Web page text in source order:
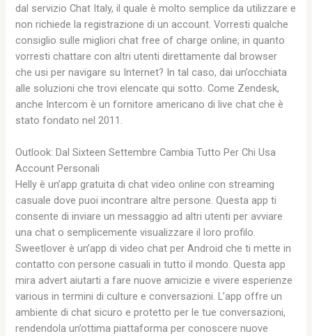
dal servizio Chat Italy, il quale è molto semplice da utilizzare e
non richiede la registrazione di un account. Vorresti qualche
consiglio sulle migliori chat free of charge online, in quanto
vorresti chattare con altri utenti direttamente dal browser
che usi per navigare su Internet? In tal caso, dai un’occhiata
alle soluzioni che trovi elencate qui sotto. Come Zendesk,
anche Intercom è un fornitore americano di live chat che è
stato fondato nel 2011.
Outlook: Dal Sixteen Settembre Cambia Tutto Per Chi Usa
Account Personali
Helly è un’app gratuita di chat video online con streaming
casuale dove puoi incontrare altre persone. Questa app ti
consente di inviare un messaggio ad altri utenti per avviare
una chat o semplicemente visualizzare il loro profilo.
Sweetlover è un’app di video chat per Android che ti mette in
contatto con persone casuali in tutto il mondo. Questa app
mira advert aiutarti a fare nuove amicizie e vivere esperienze
various in termini di culture e conversazioni. L’app offre un
ambiente di chat sicuro e protetto per le tue conversazioni,
rendendola un’ottima piattaforma per conoscere nuove